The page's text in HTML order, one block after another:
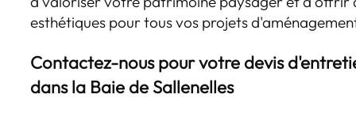
esthétiques pour tous vos projets
Contactez-nous pour votre devis
dans la Baie de Sallenelles